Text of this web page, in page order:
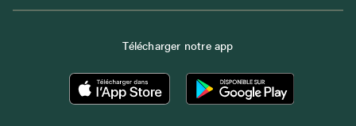
Télécharger notre app